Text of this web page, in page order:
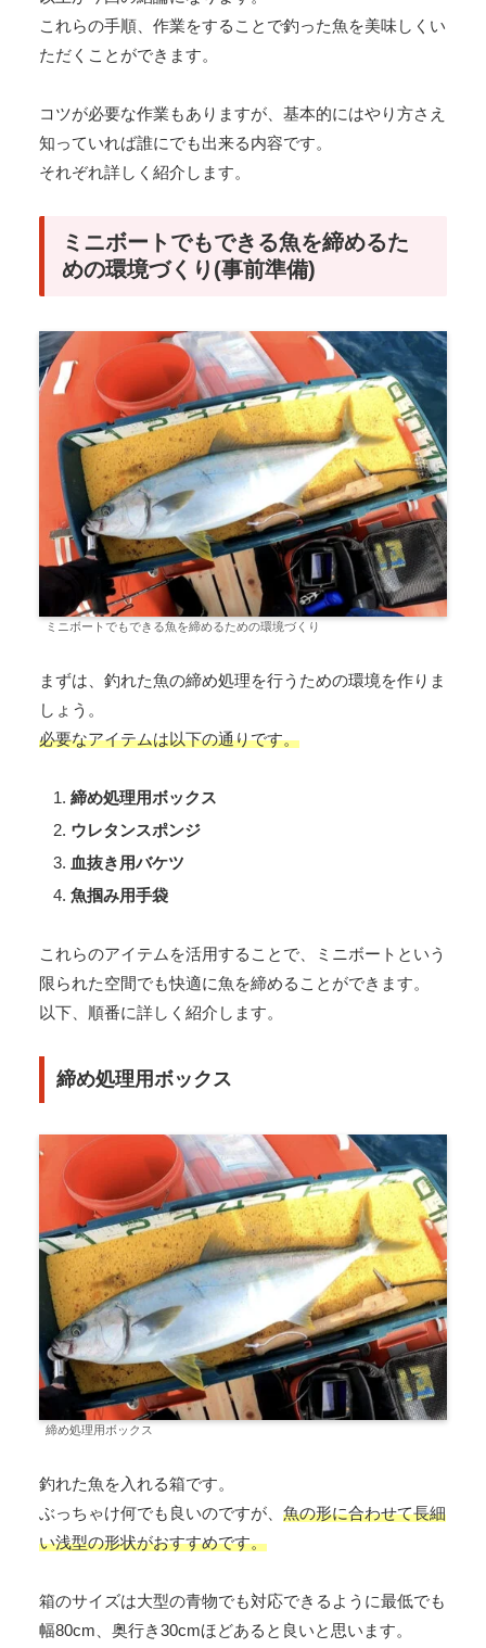
これらの手順、作業をすることで釣った魚を美味しくい
ただくことができます。
コツが必要な作業もありますが、基本的にはやり方さえ
知っていれば誰にでも出来る内容です。
それぞれ詳しく紹介します。
ミニボートでもできる魚を締めるた
めの環境づくり(事前準備)
ミニボートでもできる魚を締めるための環境づくり
まずは、釣れた魚の締め処理を行うための環境を作りま
しょう。
必要なアイテムは以下の通りです。
締め処理用ボックス
ウレタンスポンジ
血抜き用バケツ
魚掴み用手袋
これらのアイテムを活用することで、ミニボートという
限られた空間でも快適に魚を締めることができます。
以下、順番に詳しく紹介します。
締め処理用ボックス
締め処理用ボックス
釣れた魚を入れる箱です。
ぶっちゃけ何でも良いのですが、 魚の形に合わせて長細
い浅型の形状がおすすめです。
箱のサイズは大型の青物でも対応できるように最低でも
幅80cm、奥行き30cmほどあると良いと思います。